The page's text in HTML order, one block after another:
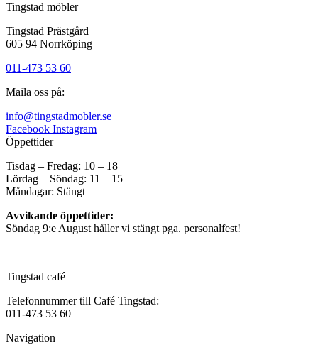
Tingstad möbler
Tingstad Prästgård
605 94 Norrköping
011-473 53 60
Maila oss på:
info@tingstadmobler.se
Facebook Instagram
Öppettider
Tisdag – Fredag: 10 – 18
Lördag – Söndag: 11 – 15
Måndagar: Stängt
Avvikande öppettider:
Söndag 9:e August håller vi stängt pga. personalfest!
Tingstad café
Telefonnummer till Café Tingstad:
011-473 53 60
Navigation